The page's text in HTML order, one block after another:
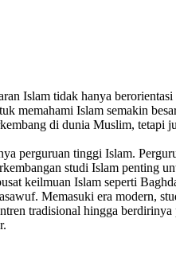
Islam tidak hanya
memahami Islam semakin
di dunia Muslim, tetapi
perguruan tinggi Islam.
studi Islam penting
keilmuan Islam seperti
Memasuki era modern,
tradisional hingga